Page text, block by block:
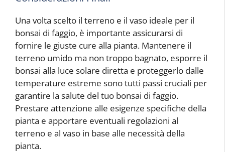
Una volta scelto il terreno e il vaso ideale per il
bonsai di faggio, è importante assicurarsi di
fornire le giuste cure alla pianta. Mantenere il
terreno umido ma non troppo bagnato, esporre il
bonsai alla luce solare diretta e proteggerlo dalle
temperature estreme sono tutti passi cruciali per
garantire la salute del tuo bonsai di faggio.
Prestare attenzione alle esigenze specifiche della
pianta e apportare eventuali regolazioni al
terreno e al vaso in base alle necessità della
pianta.